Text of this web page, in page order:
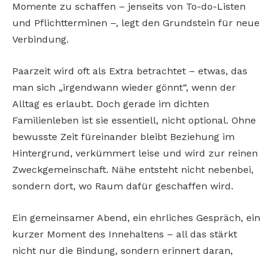
Momente zu schaffen – jenseits von To-do-Listen
und Pflichtterminen –, legt den Grundstein für neue
Verbindung.
Paarzeit wird oft als Extra betrachtet – etwas, das
man sich „irgendwann wieder gönnt“, wenn der
Alltag es erlaubt. Doch gerade im dichten
Familienleben ist sie essentiell, nicht optional. Ohne
bewusste Zeit füreinander bleibt Beziehung im
Hintergrund, verkümmert leise und wird zur reinen
Zweckgemeinschaft. Nähe entsteht nicht nebenbei,
sondern dort, wo Raum dafür geschaffen wird.
Ein gemeinsamer Abend, ein ehrliches Gespräch, ein
kurzer Moment des Innehaltens – all das stärkt
nicht nur die Bindung, sondern erinnert daran,